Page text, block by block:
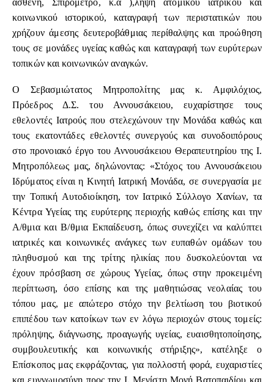
ασθενή, Σπιρόμετρο, κ.α ),λήψη ατομικού ιατρικού και
κοινωνικού ιστορικού, καταγραφή των περιστατικών που
χρήζουν άμεσης δευτεροβάθμιας περίθαλψης και προώθηση
τους σε μονάδες υγείας καθώς και καταγραφή των ευρύτερων
τοπικών και κοινωνικών αναγκών.
Ο Σεβασμιώτατος Μητροπολίτης μας κ. Αμφιλόχιος,
Πρόεδρος Δ.Σ. του Αννουσάκειου, ευχαρίστησε τους
εθελοντές Ιατρούς που στελεχώνουν την Μονάδα καθώς και
τους εκατοντάδες εθελοντές συνεργούς και συνοδοιπόρους
στο προνοιακό έργο του Αννουσάκειου Θεραπευτηρίου της Ι.
Μητροπόλεως μας, δηλώνοντας: «Στόχος του Αννουσάκειου
Ιδρύματος είναι η Κινητή Ιατρική Μονάδα, σε συνεργασία με
την Τοπική Αυτοδιοίκηση, τον Ιατρικό Σύλλογο Χανίων, τα
Κέντρα Υγείας της ευρύτερης περιοχής καθώς επίσης και την
Α/θμια και Β/θμια Εκπαίδευση, όπως συνεχίζει να καλύπτει
ιατρικές και κοινωνικές ανάγκες των ευπαθών ομάδων του
πληθυσμού και της τρίτης ηλικίας που δυσκολεύονται να
έχουν πρόσβαση σε χώρους Υγείας, όπως στην προκειμένη
περίπτωση, όσο επίσης και της μαθητιώσας νεολαίας του
τόπου μας, με απώτερο στόχο την βελτίωση του βιοτικού
επιπέδου των κατοίκων των εν λόγω περιοχών στους τομείς:
πρόληψης, διάγνωσης, προαγωγής υγείας, ευαισθητοποίησης,
συμβουλευτικής και κοινωνικής στήριξης», κατέληξε ο
Επίσκοπος μας εκφράζοντας, για πολλοστή φορά, ευχαριστίες
και ευγνωμοσύνη προς την Ι. Μεγίστη Μονή Βατοπαιδίου και